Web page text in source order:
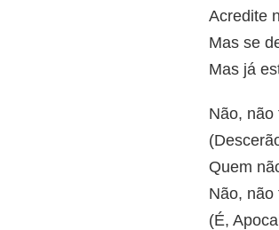
Acredite
Mas se
Mas já
Não, não
Quem
Não, não
(É,